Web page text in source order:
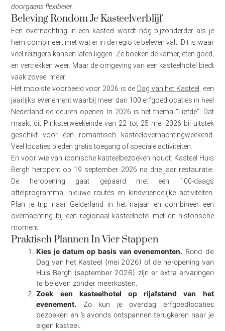
doorgaans flexibeler.
Beleving Rondom Je Kasteelverblijf
Een overnachting in een kasteel wordt nóg bijzonderder als je
hem combineert met wat er in de regio te beleven valt. Dit is waar
veel reizigers kansen laten liggen. Ze boeken de kamer, eten goed,
en vertrekken weer. Maar de omgeving van een kasteelhotel biedt
vaak zoveel meer.
Het mooiste voorbeeld voor 2026 is de Dag van het Kasteel
, een
jaarlijks evenement waarbij meer dan 100 erfgoedlocaties in heel
Nederland de deuren openen. In 2026 is het thema “Liefde”. Dat
maakt dit Pinksterweekeinde van 22 tot 25 mei 2026 bij uitstek
geschikt voor een romantisch kasteelovernachtingweekend.
Veel locaties bieden gratis toegang of speciale activiteiten.
En voor wie van iconische kasteelbezoeken houdt: Kasteel Huis
Bergh heropent op 19 september 2026 na drie jaar restauratie.
De heropening gaat gepaard met een 100-daags
aftelprogramma, nieuwe routes en kindvriendelijke activiteiten.
Plan je trip naar Gelderland in het najaar en combineer een
overnachting bij een regionaal kasteelhotel met dit historische
moment.
Praktisch Plannen In Vier Stappen
Kies je datum op basis van evenementen. Rond de
Dag van het Kasteel (mei 2026) of de heropening van
Huis Bergh (september 2026) zijn er extra ervaringen
te beleven zonder meerkosten.
Zoek een kasteelhotel op rijafstand van het
evenement. Zo kun je overdag erfgoedlocaties
bezoeken en ’s avonds ontspannen terugkeren naar je
eigen kasteel.